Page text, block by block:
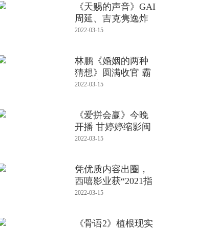
《天赐的声音》GAI
周延、吉克隽逸炸
裂演唱
2022-03-15
林鹏《婚姻的两种
猜想》圆满收官 霸
总脱变
2022-03-15
《爱拼会赢》今晚
开播 甘婷婷缩影闽
南女性
2022-03-15
凭优质内容出圈，
西嘻影业获“2021指
尖榜剧集
2022-03-15
《骨语2》植根现实